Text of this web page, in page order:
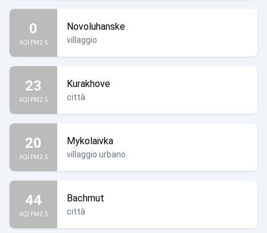
0
AQI PM2.5
Novoluhanske
villaggio
23
AQI PM2.5
Kurakhove
città
20
AQI PM2.5
Mykolaivka
villaggio urbano
44
AQI PM2.5
Bachmut
città